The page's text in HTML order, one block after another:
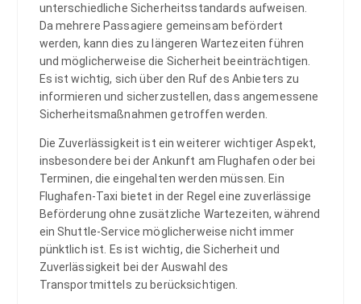
unterschiedliche Sicherheitsstandards aufweisen.
Da mehrere Passagiere gemeinsam befördert
werden, kann dies zu längeren Wartezeiten führen
und möglicherweise die Sicherheit beeinträchtigen.
Es ist wichtig, sich über den Ruf des Anbieters zu
informieren und sicherzustellen, dass angemessene
Sicherheitsmaßnahmen getroffen werden.
Die Zuverlässigkeit ist ein weiterer wichtiger Aspekt,
insbesondere bei der Ankunft am Flughafen oder bei
Terminen, die eingehalten werden müssen. Ein
Flughafen-Taxi bietet in der Regel eine zuverlässige
Beförderung ohne zusätzliche Wartezeiten, während
ein Shuttle-Service möglicherweise nicht immer
pünktlich ist. Es ist wichtig, die Sicherheit und
Zuverlässigkeit bei der Auswahl des
Transportmittels zu berücksichtigen.